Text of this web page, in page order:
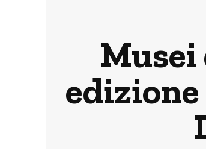
Musei